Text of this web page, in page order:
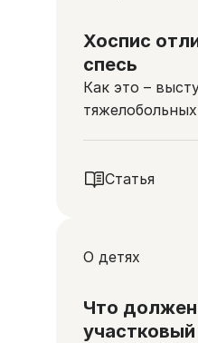
Хоспис
спесь
Как это –
даютСтатья
О детях
Что должен